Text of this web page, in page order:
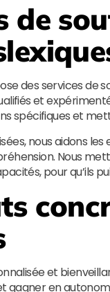
de
des services de
et
spécifiques et
nous aidons
Nous
pour qu’ils
et
en